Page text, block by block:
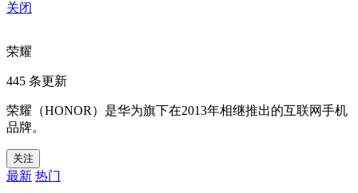
关闭
荣耀
445 条更新
荣耀（HONOR）是华为旗下在2013年相继推出的互联网手机
品牌。
关注
最新 热门